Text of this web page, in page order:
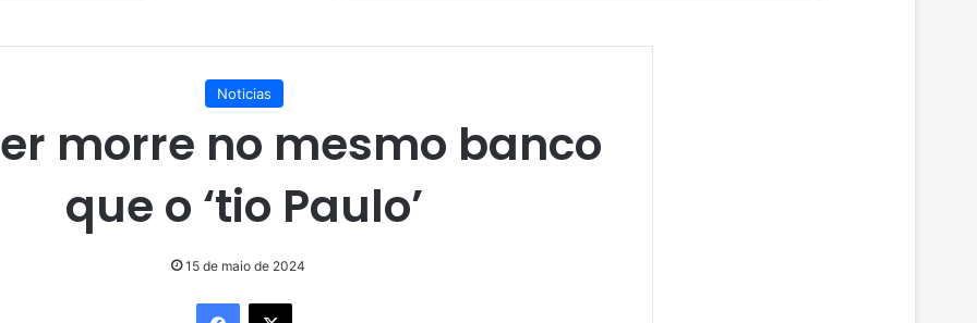
Noticias
morre no mesmo banco
que o ‘tio Paulo’
15 de maio de 2024
Facebook
X